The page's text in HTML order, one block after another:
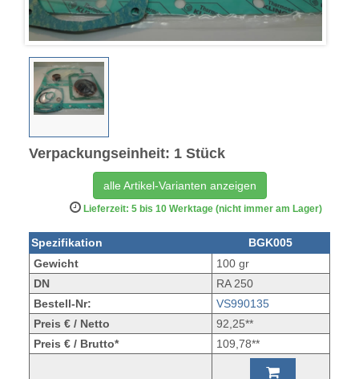
Verpackungseinheit: 1 Stück
alle Artikel-Varianten anzeigen
Lieferzeit: 5 bis 10 Werktage (nicht immer am Lager)
Spezifikation
BGK005
Gewicht
100 gr
DN
RA 250
Bestell-Nr:
VS990135
Preis € / Netto
92,25**
Preis € / Brutto*
109,78**